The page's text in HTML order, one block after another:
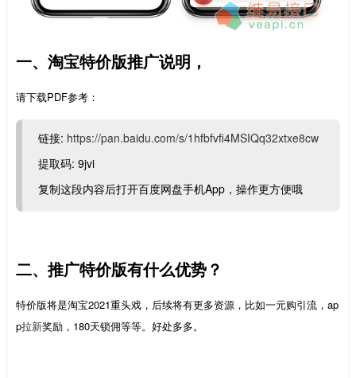
一、淘宝特价版推广说明，
请下载PDF参考：
链接: https://pan.baidu.com/s/1hfbfvfi4MSIQq32xtxe8cw
提取码: 9jvi
复制这段内容后打开百度网盘手机App，操作更方便哦
二、推广特价版有什么优势？
特价版将是淘宝2021重头戏，后续将有更多资源，比如一元购引流，ap
p拉新奖励，180天锁佣等等。好处多多。